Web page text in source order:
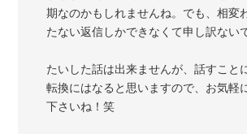
期なのかもしれませんね。でも、相変
たない返信しかできなくて申し訳ない
たいした話は出来ませんが、話すこと
転換にはなると思いますので、お気軽
下さいね！笑